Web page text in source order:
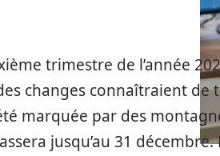
trimestre de l’année
changes connaîtraient de
marquée par des
jusqu’au 31 décembre.